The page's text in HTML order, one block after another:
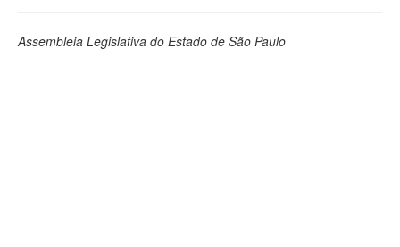
Assembleia Legislativa do Estado de São Paulo